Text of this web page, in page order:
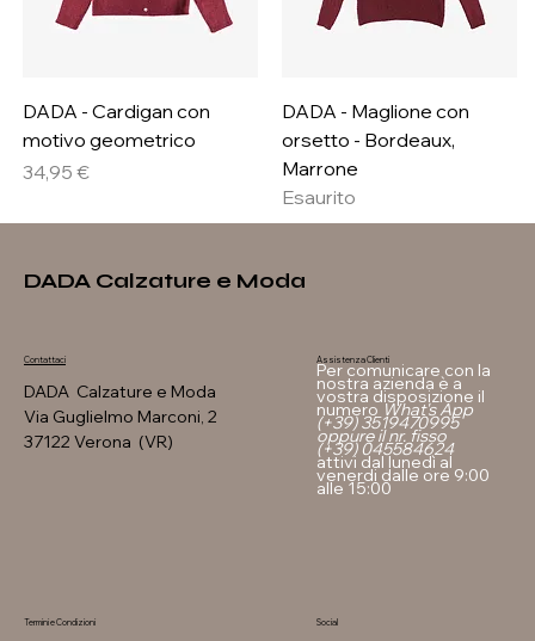
DADA - Cardigan con
motivo geometrico
Prezzo
34,95 €
DADA - Maglione con
orsetto - Bordeaux,
Marrone
Esaurito
DADA Calzature e Moda
Assistenza Clienti
Per comunicare con la
nostra azienda è a
vostra disposizione il
numeroWhat's App
(+39) 3519470995
oppure il nr. fisso
(+39) 045584624
attivi dal lunedì al
venerdi dalle ore 9:00
alle 15:00
Termini e Condizioni
Contattaci
DADA Calzature e Moda
Via Guglielmo Marconi, 2
37122 Verona (VR)
Social